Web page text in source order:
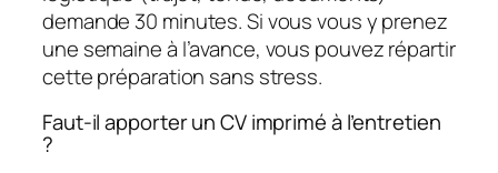
demande 30 minutes. Si vous vous y prenez
une semaine à l’avance, vous pouvez répartir
cette préparation sans stress.
Faut-il apporter un CV imprimé à l’entretien
?